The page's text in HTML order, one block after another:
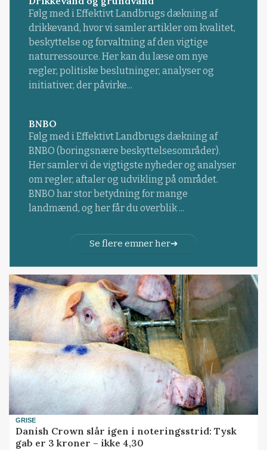
Følg med i Effektivt Landbrugs dækning af
drikkevand, hvor vi samler artikler om kvalitet,
beskyttelse og forvaltning af den vigtige
naturressource. Her kan du læse om nye
regler, politiske beslutninger, analyser og
initiativer, der påvirke...
BNBO
Følg med i Effektivt Landbrugs dækning af
BNBO (boringsnære beskyttelsesområder).
Her samler vi de vigtigste nyheder og analyser
om regler, aftaler og udvikling på området.
BNBO har stor betydning for mange
landmænd, og her får du overblik ...
Se flere emner her
GRISE
Danish Crown slår igen i noteringsstrid: Tysk
gab er 3 kroner – ikke 4,30